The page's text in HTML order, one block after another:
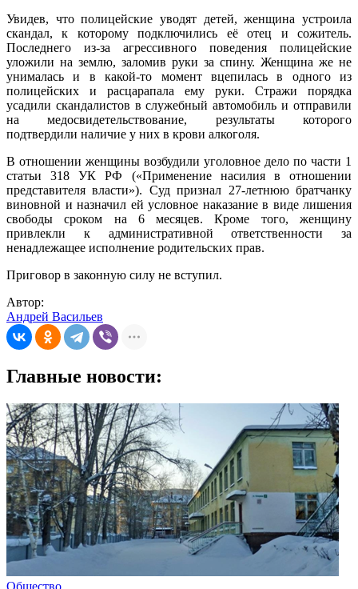
Увидев, что полицейские уводят детей, женщина устроила
скандал, к которому подключились её отец и сожитель.
Последнего из-за агрессивного поведения полицейские
уложили на землю, заломив руки за спину. Женщина же не
унималась и в какой-то момент вцепилась в одного из
полицейских и расцарапала ему руки. Стражи порядка
усадили скандалистов в служебный автомобиль и отправили
на медосвидетельствование, результаты которого
подтвердили наличие у них в крови алкоголя.
В отношении женщины возбудили уголовное дело по части 1
статьи 318 УК РФ («Применение насилия в отношении
представителя власти»). Суд признал 27-летнюю братчанку
виновной и назначил ей условное наказание в виде лишения
свободы сроком на 6 месяцев. Кроме того, женщину
привлекли к административной ответственности за
ненадлежащее исполнение родительских прав.
Приговор в законную силу не вступил.
Автор:
Андрей Васильев
Главные новости:
Общество